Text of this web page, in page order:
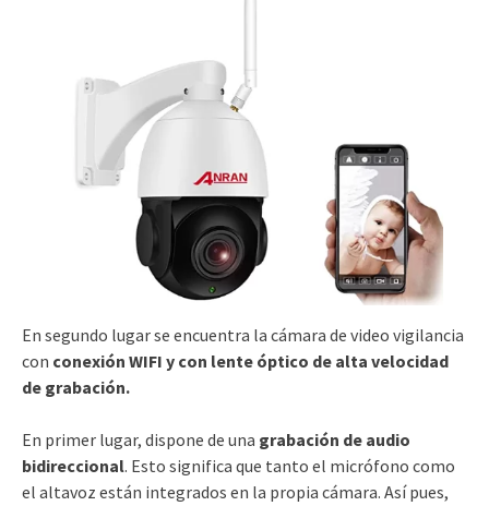
En segundo lugar se encuentra la cámara de video vigilancia
con conexión WIFI y con lente óptico de alta velocidad
de grabación.
En primer lugar, dispone de una grabación de audio
bidireccional. Esto significa que tanto el micrófono como
el altavoz están integrados en la propia cámara. Así pues,